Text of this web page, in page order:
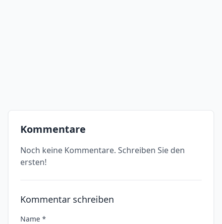
Kommentare
Noch keine Kommentare. Schreiben Sie den
ersten!
Kommentar schreiben
Name *